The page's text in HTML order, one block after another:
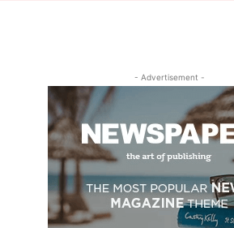
- Advertisement -